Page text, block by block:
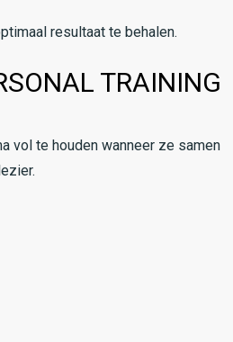
resultaat te behalen.
TRAINING
vol te houden wanneer ze samen